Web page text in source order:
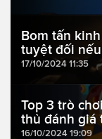
Bom tấn
tuyệt đối
17/10/2024 11:35
Top 3 trò
thủ đánh giá
16/10/2024 19:09